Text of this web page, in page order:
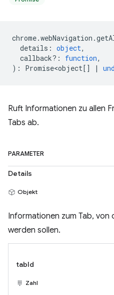
chrome.webNavigation .
details : object,
callback? : function,
) : Promise<object[] |
Ruft Informationen zu allen
Tabs ab.
PARAMETER
Details
Objekt
Informationen zum Tab, von
werden sollen.
tabId
Zahl